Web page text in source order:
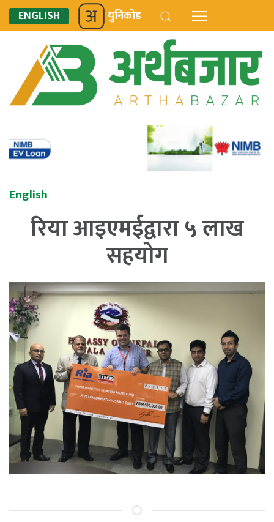
ENGLISH युनिकोड
English
रिया आइएमईद्वारा ५ लाख
सहयोग